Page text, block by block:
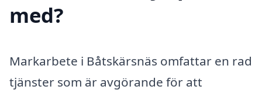
med?
Markarbete i Båtskärsnäs omfattar en rad
tjänster som är avgörande för att